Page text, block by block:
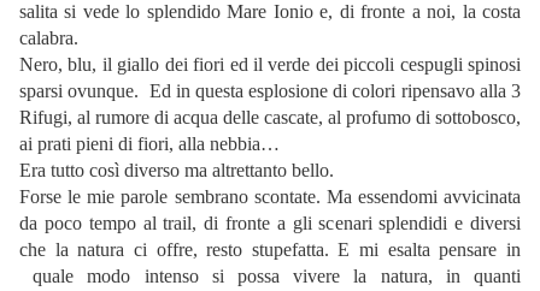
salita si vede lo splendido Mare Ionio e, di fronte a noi, la costa
calabra.
Nero, blu, il giallo dei fiori ed il verde dei piccoli cespugli spinosi
sparsi ovunque. Ed in questa esplosione di colori ripensavo alla 3
Rifugi, al rumore di acqua delle cascate, al profumo di sottobosco,
ai prati pieni di fiori, alla nebbia…
Era tutto così diverso ma altrettanto bello.
Forse le mie parole sembrano scontate. Ma essendomi avvicinata
da poco tempo al trail, di fronte a gli scenari splendidi e diversi
che la natura ci offre, resto stupefatta. E mi esalta pensare in
quale modo intenso si possa vivere la natura, in quanti